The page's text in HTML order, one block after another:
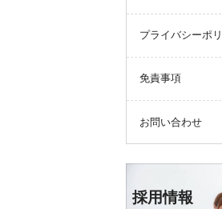
プライバシーポ
免責事項
お問い合わせ
採用情報